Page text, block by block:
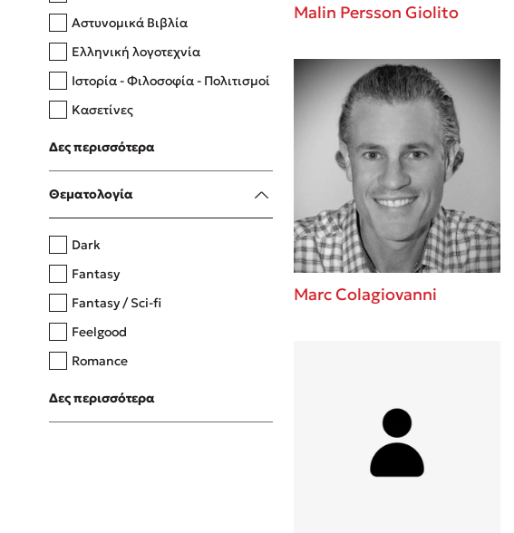
Δανάη Δεληγεώργη
Πάνω, κάτω, μπροστά, πίσω
Η μέθοδος Αφήστε τους
Αστυνομικά Βιβλία
Ελληνική λογοτεχνία
Ιστορία - Φιλοσοφία - Πολιτισμοί
Κασετίνες
Λευκώματα - Έγχρωμοι οδηγοί
Μαγειρική
Δες περισσότερα
Θεματολογία
Dark
Fantasy
Fantasy / Sci-fi
Feelgood
Romance
Upmarket
Young Adult
Δες περισσότερα
Malin Persson Giolito
Marc Colagiovanni